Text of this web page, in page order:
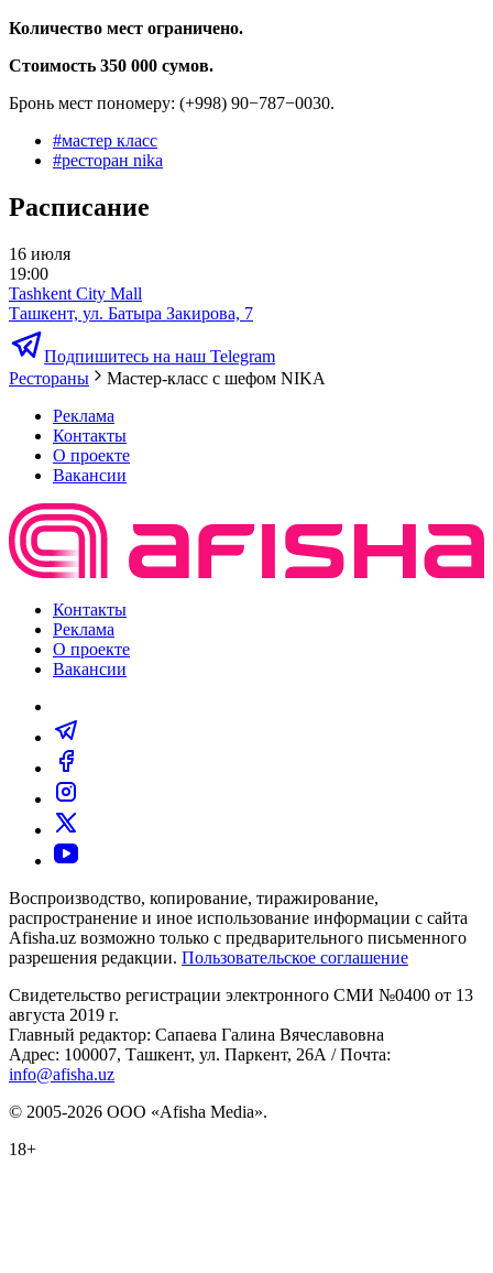
Количество мест ограничено.
Стоимость 350 000 сумов.
Бронь мест пономеру: (+998) 90−787−0030.
#мастер класс
#ресторан nika
Расписание
16 июля
19:00
Tashkent City Mall
Ташкент, ул. Батыра Закирова, 7
Подпишитесь на наш Telegram
Рестораны
Мастер-класс с шефом NIKA
Реклама
Контакты
О проекте
Вакансии
Контакты
Реклама
О проекте
Вакансии
Воспроизводство, копирование, тиражирование,
распространение и иное использование информации с сайта
Afisha.uz возможно только с предварительного письменного
разрешения редакции. Пользовательское соглашение
Свидетельство регистрации электронного СМИ №0400 от 13
августа 2019 г.
Главный редактор: Сапаева Галина Вячеславовна
Адрес: 100007, Ташкент, ул. Паркент, 26А / Почта:
info@afisha.uz
© 2005-2026 ООО «Afisha Media».
18+